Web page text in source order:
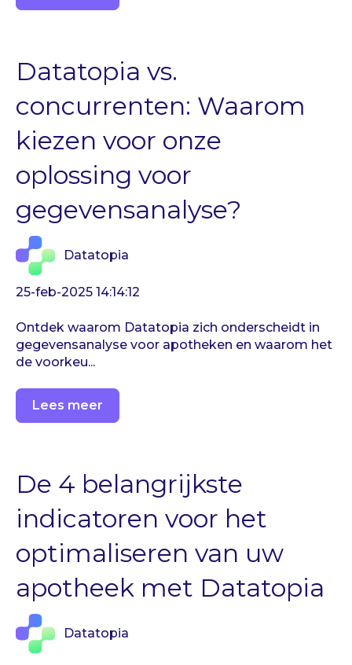
Datatopia vs.
concurrenten: Waarom
kiezen voor onze
oplossing voor
gegevensanalyse?
Datatopia
25-feb-2025 14:14:12
Ontdek waarom Datatopia zich onderscheidt in
gegevensanalyse voor apotheken en waarom het
de voorkeu...
Lees meer
De 4 belangrijkste
indicatoren voor het
optimaliseren van uw
apotheek met Datatopia
Datatopia